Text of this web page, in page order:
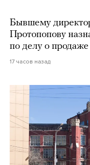
Бывшему
Протопопову
по делу о
17 часов назад